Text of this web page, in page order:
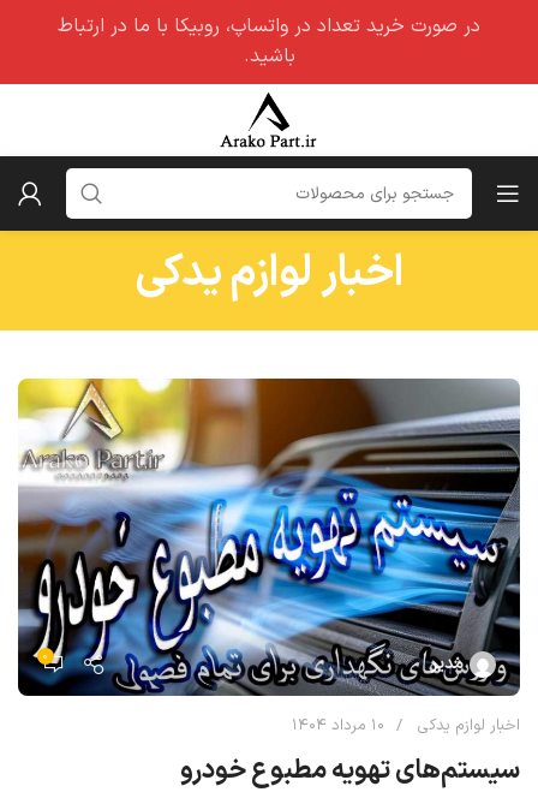
اخبار لوازم یدکی
مدیر ۰
اخبار لوازم یدکی ۱۰ مرداد ۱۴۰۴
سیستم‌های تهویه مطبوع خودرو
در صورت خرید تعداد در واتساپ، روبیکا با ما در ارتباط
باشید.